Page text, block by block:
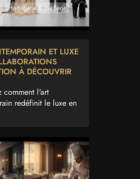
Horlogerie & Joaillerie
ET LUXE
À DÉCOUVRIR
comment l'art
redéfinit le luxe en